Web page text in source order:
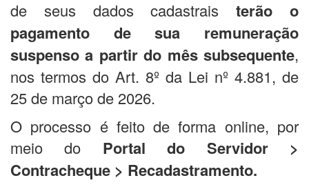
de seus dados cadastraisterão o
pagamento de sua remuneração
suspenso a partir do mês subsequente,
nos termos do Art. 8º da Lei nº 4.881, de
25 de março de 2026.
O processo é feito de forma online, por
meio do Portal do Servidor>
Contracheque > Recadastramento.